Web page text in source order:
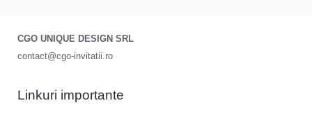
CGO UNIQUE DESIGN SRL
contact@cgo-invitatii.ro
Linkuri importante